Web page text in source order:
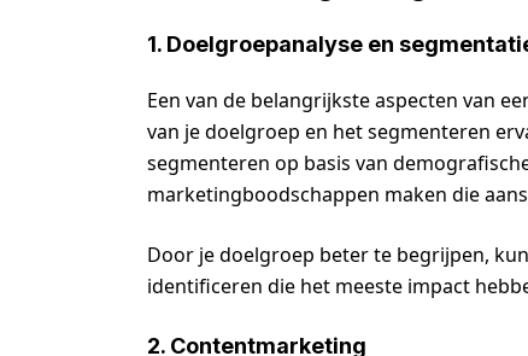
1. Doelgroepanalyse en
Een van de belangrijkste aspecten van
van je doelgroep en het segmenteren
segmenteren op basis van
marketingboodschappen maken die
Door je doelgroep beter te begrijpen,
identificeren die het meeste impact
2. Contentmarketing